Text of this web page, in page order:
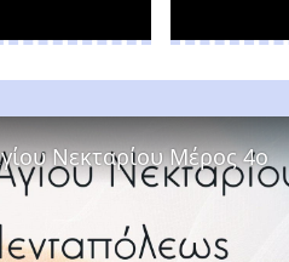
Νεκταρίου Μέρος 4ο